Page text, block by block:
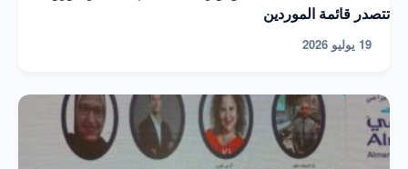
تتصدر قائمة الموردين
19 يوليو 2026